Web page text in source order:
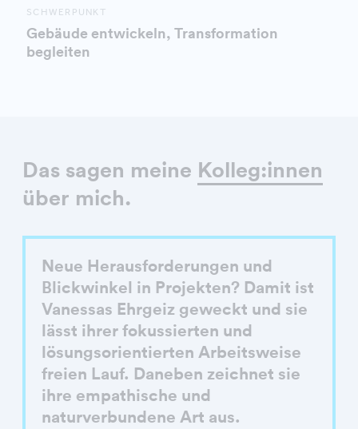
SCHWERPUNKT
Gebäude entwickeln, Transformation
begleiten
Das sagen meine Kolleg:innen
über mich.
Neue Herausforderungen und
Blickwinkel in Projekten? Damit ist
Vanessas Ehrgeiz geweckt und sie
lässt ihrer fokussierten und
lösungsorientierten Arbeitsweise
freien Lauf. Daneben zeichnet sie
ihre empathische und
naturverbundene Art aus.